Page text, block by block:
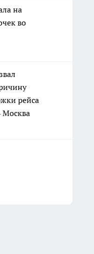
на
во
рейса
Москва